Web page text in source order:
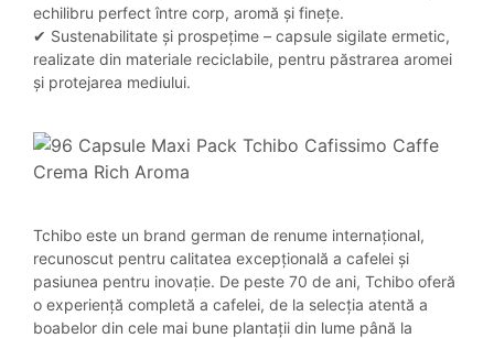
echilibru perfect între corp, aromă și finețe.
✔ Sustenabilitate și prospețime – capsule sigilate ermetic,
realizate din materiale reciclabile, pentru păstrarea aromei
și protejarea mediului.
Tchibo este un brand german de renume internațional,
recunoscut pentru calitatea excepțională a cafelei și
pasiunea pentru inovație. De peste 70 de ani, Tchibo oferă
o experiență completă a cafelei, de la selecția atentă a
boabelor din cele mai bune plantații din lume până la